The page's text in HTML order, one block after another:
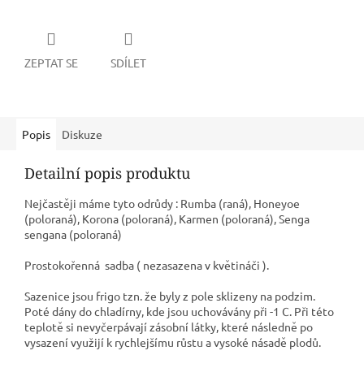
ZEPTAT SE SDÍLET
Popis Diskuze
Detailní popis produktu
Nejčastěji máme tyto odrůdy : Rumba (raná), Honeyoe
(poloraná), Korona (poloraná), Karmen (poloraná), Senga
sengana (poloraná)
Prostokořenná sadba ( nezasazena v květináči ).
Sazenice jsou frigo tzn. že byly z pole sklizeny na podzim.
Poté dány do chladírny, kde jsou uchovávány při -1 C. Při této
teplotě si nevyčerpávají zásobní látky, které následně po
vysazení využijí k rychlejšímu růstu a vysoké násadě plodů.